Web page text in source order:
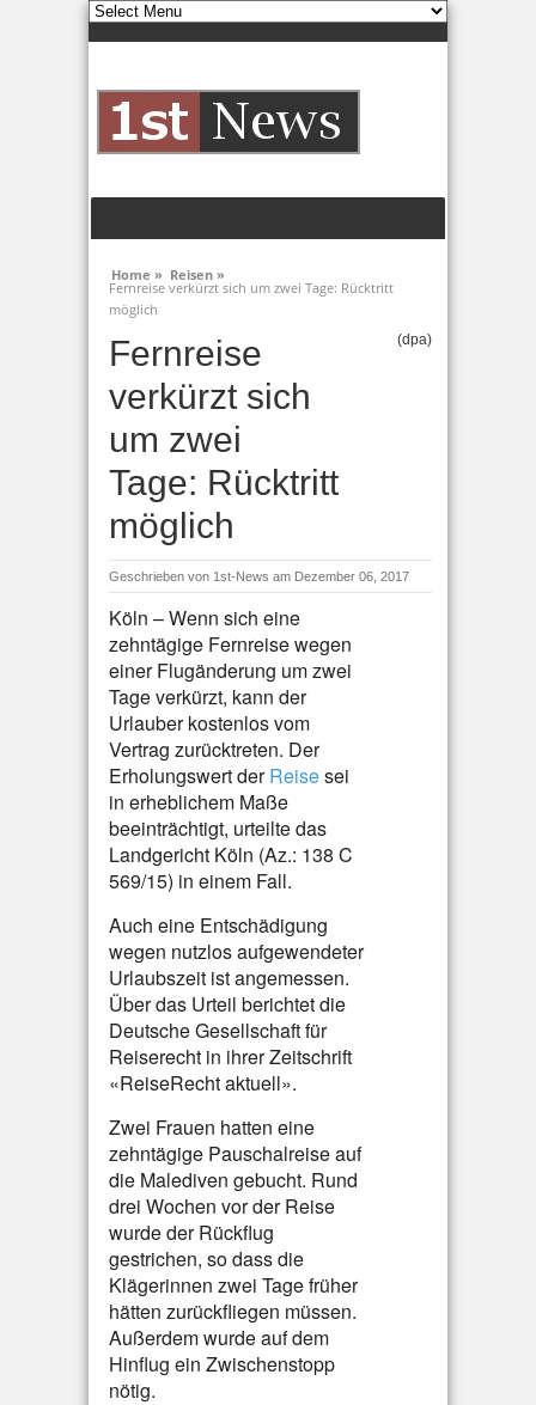
Home » Reisen »
Fernreise verkürzt sich um zwei Tage: Rücktritt
möglich
Fernreise
verkürzt sich
um zwei
Tage: Rücktritt
möglich
(dpa)
Geschrieben von 1st-News am Dezember 06, 2017
Köln – Wenn sich eine
zehntägige Fernreise wegen
einer Flugänderung um zwei
Tage verkürzt, kann der
Urlauber kostenlos vom
Vertrag zurücktreten. Der
Erholungswert derReisesei
in erheblichem Maße
beeinträchtigt, urteilte das
Landgericht Köln (Az.: 138 C
569/15) in einem Fall.
Auch eine Entschädigung
wegen nutzlos aufgewendeter
Urlaubszeit ist angemessen.
Über das Urteil berichtet die
Deutsche Gesellschaft für
Reiserecht in ihrer Zeitschrift
«ReiseRecht aktuell».
Zwei Frauen hatten eine
zehntägige Pauschalreise auf
die Malediven gebucht. Rund
drei Wochen vor der Reise
wurde der Rückflug
gestrichen, so dass die
Klägerinnen zwei Tage früher
hätten zurückfliegen müssen.
Außerdem wurde auf dem
Hinflug ein Zwischenstopp
nötig.